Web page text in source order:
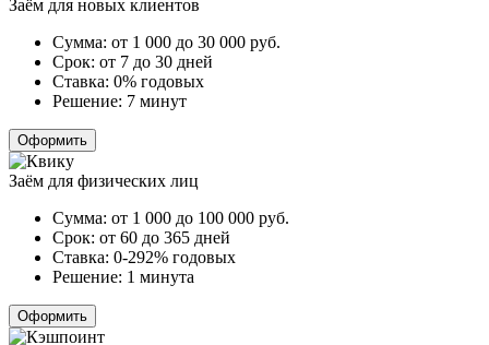
Заём для новых клиентов
Сумма: от 1 000 до 30 000 руб.
Срок: от 7 до 30 дней
Ставка: 0% годовых
Решение: 7 минут
Оформить
Заём для физических лиц
Сумма: от 1 000 до 100 000 руб.
Срок: от 60 до 365 дней
Ставка: 0-292% годовых
Решение: 1 минута
Оформить